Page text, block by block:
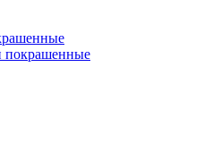
покрашенные